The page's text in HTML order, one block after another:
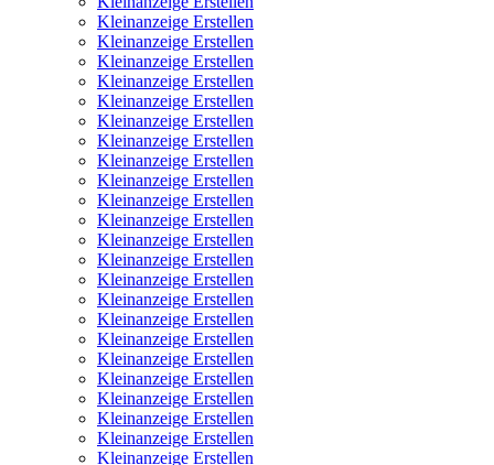
Kleinanzeige Erstellen
Kleinanzeige Erstellen
Kleinanzeige Erstellen
Kleinanzeige Erstellen
Kleinanzeige Erstellen
Kleinanzeige Erstellen
Kleinanzeige Erstellen
Kleinanzeige Erstellen
Kleinanzeige Erstellen
Kleinanzeige Erstellen
Kleinanzeige Erstellen
Kleinanzeige Erstellen
Kleinanzeige Erstellen
Kleinanzeige Erstellen
Kleinanzeige Erstellen
Kleinanzeige Erstellen
Kleinanzeige Erstellen
Kleinanzeige Erstellen
Kleinanzeige Erstellen
Kleinanzeige Erstellen
Kleinanzeige Erstellen
Kleinanzeige Erstellen
Kleinanzeige Erstellen